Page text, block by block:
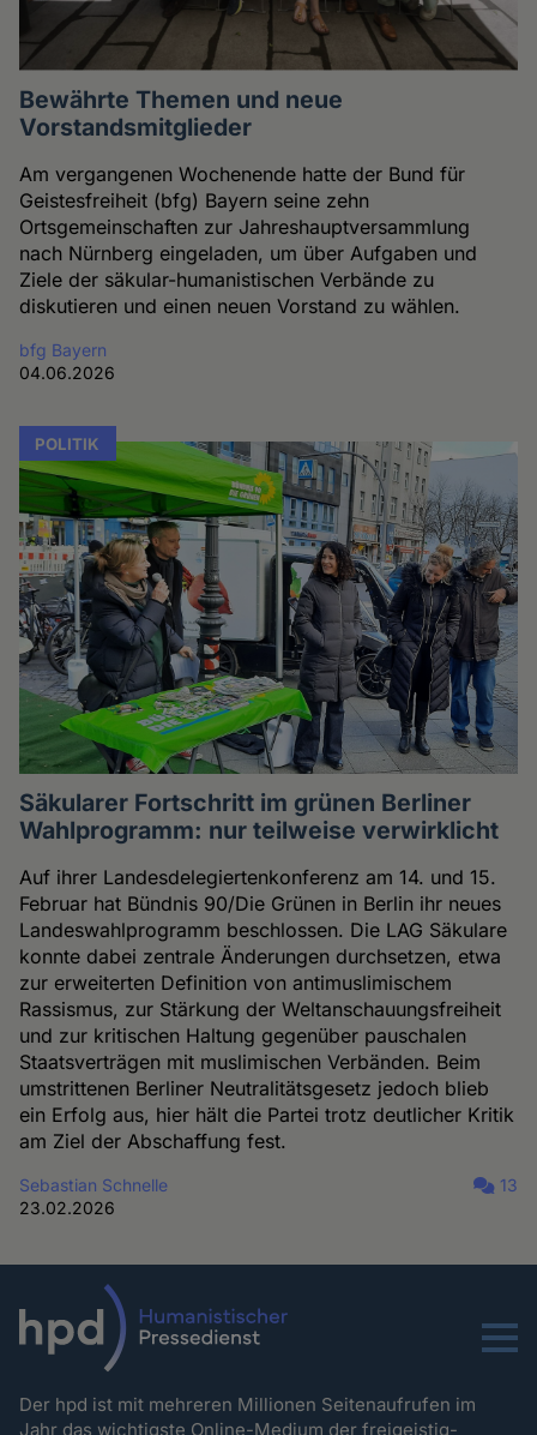
Bewährte Themen und neue
Vorstandsmitglieder
Am vergangenen Wochenende hatte der Bund für
Geistesfreiheit (bfg) Bayern seine zehn
Ortsgemeinschaften zur Jahreshauptversammlung
nach Nürnberg eingeladen, um über Aufgaben und
Ziele der säkular-humanistischen Verbände zu
diskutieren und einen neuen Vorstand zu wählen.
bfg Bayern
04.06.2026
POLITIK
Säkularer Fortschritt im grünen Berliner
Wahlprogramm: nur teilweise verwirklicht
Auf ihrer Landesdelegiertenkonferenz am 14. und 15.
Februar hat Bündnis 90/Die Grünen in Berlin ihr neues
Landeswahlprogramm beschlossen. Die LAG Säkulare
konnte dabei zentrale Änderungen durchsetzen, etwa
zur erweiterten Definition von antimuslimischem
Rassismus, zur Stärkung der Weltanschauungsfreiheit
und zur kritischen Haltung gegenüber pauschalen
Staatsverträgen mit muslimischen Verbänden. Beim
umstrittenen Berliner Neutralitätsgesetz jedoch blieb
ein Erfolg aus, hier hält die Partei trotz deutlicher Kritik
am Ziel der Abschaffung fest.
Sebastian Schnelle
23.02.2026
13
Menu
Der hpd ist mit mehreren Millionen Seitenaufrufen im
Jahr das wichtigste Online-Medium der freigeistig-